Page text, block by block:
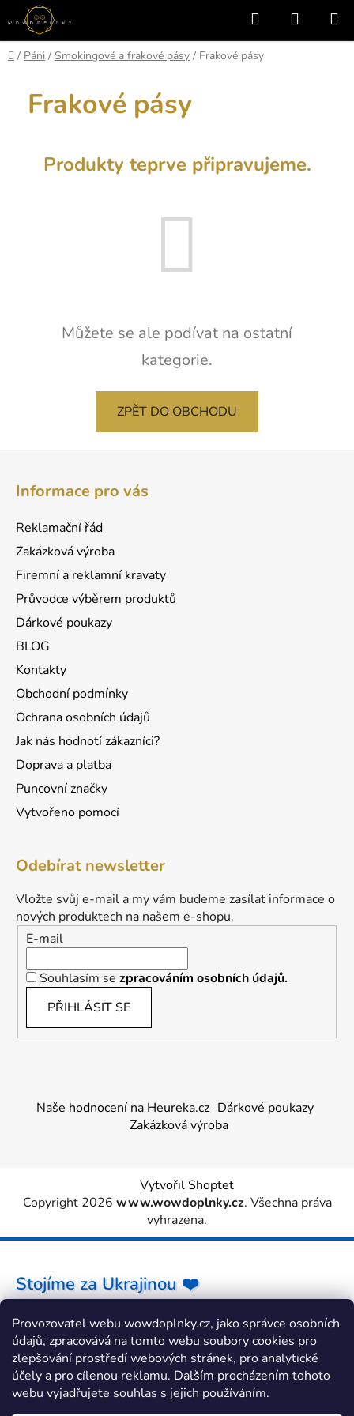
Provozovatel webu wowdoplnky.cz, jako správce osobních
údajů, zpracovává na tomto webu soubory cookies pro
zlepšování prostředí webových stránek, pro analytické
účely a pro cílenou reklamu. Dalším procházením tohoto
webu vyjadřujete souhlas s jejich používáním.
Přejít
na
obsah
Hledat
KOŠÍK
Domů
/ Páni / Smokingové a frakové pásy / Frakové pásy
Frakové pásy
Produkty teprve připravujeme.
Můžete se ale podívat na ostatní
kategorie.
ZPĚT DO OBCHODU
Informace pro vás
Reklamační řád
Zakázková výroba
Firemní a reklamní kravaty
Průvodce výběrem produktů
Dárkové poukazy
BLOG
Kontakty
Obchodní podmínky
Ochrana osobních údajů
Jak nás hodnotí zákazníci?
Doprava a platba
Puncovní značky
Vytvořeno pomocí
Odebírat newsletter
Vložte svůj e-mail a my vám budeme zasílat informace o
nových produktech na našem e-shopu.
E-mail
Souhlasím se zpracováním osobních údajů.
PŘIHLÁSIT SE
Naše hodnocení na Heureka.cz Dárkové poukazy
Zakázková výroba
Vytvořil Shoptet
Copyright 2026 www.wowdoplnky.cz. Všechna práva
vyhrazena.
Stojíme za Ukrajinou ❤️
Jak a čím pomoci »